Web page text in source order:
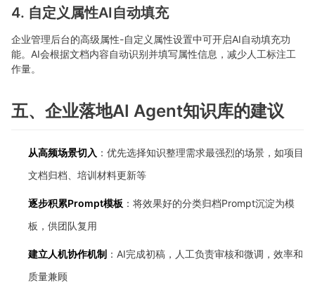
4. 自定义属性AI自动填充
企业管理后台的高级属性-自定义属性设置中可开启AI自动填充功
能。AI会根据文档内容自动识别并填写属性信息，减少人工标注工
作量。
五、企业落地AI Agent知识库的建议
从高频场景切入 ：优先选择知识整理需求最强烈的场景，如项目
文档归档、培训材料更新等
逐步积累Prompt模板 ：将效果好的分类归档Prompt沉淀为模
板，供团队复用
建立人机协作机制 ：AI完成初稿，人工负责审核和微调，效率和
质量兼顾